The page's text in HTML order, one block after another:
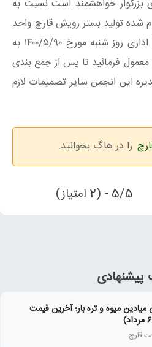
خواهشمند است نسبت به
شده تولید بستر رویش قارچ واحد
متبوع حداکثر تا پایان وقت اداری روز شنبه مورخ ۱۴۰۰/۵/۹۰ به
معمول فرمائید تا پس از جمع بندی
این انجمن سایر تصمیمات لازم
را در هاگ بخوانید.
5/5 - (2 امتیاز)
میادین میوه و تره بار؛ آخرین قیمت
قارچ